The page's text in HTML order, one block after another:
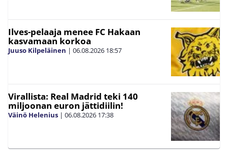
Ilves-pelaaja menee FC Hakaan
kasvamaan korkoa
Juuso Kilpeläinen | 06.08.2026 18:57
Virallista: Real Madrid teki 140
miljoonan euron jättidiilin!
Väinö Helenius | 06.08.2026 17:38